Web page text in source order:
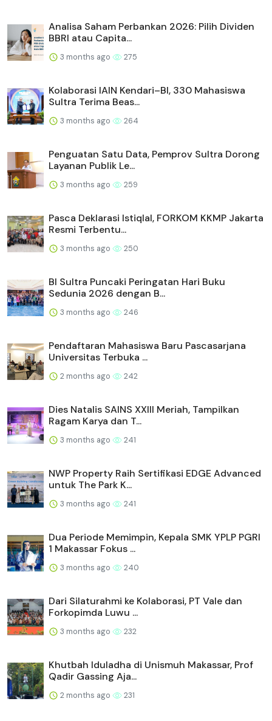
Analisa Saham Perbankan 2026: Pilih Dividen
BBRI atau Capita...
3 months ago 275
Kolaborasi IAIN Kendari–BI, 330 Mahasiswa
Sultra Terima Beas...
3 months ago 264
Penguatan Satu Data, Pemprov Sultra Dorong
Layanan Publik Le...
3 months ago 259
Pasca Deklarasi Istiqlal, FORKOM KKMP Jakarta
Resmi Terbentu...
3 months ago 250
BI Sultra Puncaki Peringatan Hari Buku
Sedunia 2026 dengan B...
3 months ago 246
Pendaftaran Mahasiswa Baru Pascasarjana
Universitas Terbuka ...
2 months ago 242
Dies Natalis SAINS XXIII Meriah, Tampilkan
Ragam Karya dan T...
3 months ago 241
NWP Property Raih Sertifikasi EDGE Advanced
untuk The Park K...
3 months ago 241
Dua Periode Memimpin, Kepala SMK YPLP PGRI
1 Makassar Fokus ...
3 months ago 240
Dari Silaturahmi ke Kolaborasi, PT Vale dan
Forkopimda Luwu ...
3 months ago 232
Khutbah Iduladha di Unismuh Makassar, Prof
Qadir Gassing Aja...
2 months ago 231